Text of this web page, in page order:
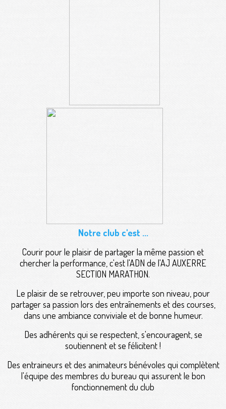
Notre club c'est ...
Courir pour le plaisir de partager la même passion et
chercher la performance, c'est l'ADN de l'AJ AUXERRE
SECTION MARATHON.
Le plaisir de se retrouver, peu importe son niveau, pour
partager sa passion lors des entraînements et des courses,
dans une ambiance conviviale et de bonne humeur.
Des adhérents qui se respectent, s'encouragent, se
soutiennent et se félicitent !
Des entraineurs et des animateurs bénévoles qui complètent
l'équipe des membres du bureau qui assurent le bon
fonctionnement du club